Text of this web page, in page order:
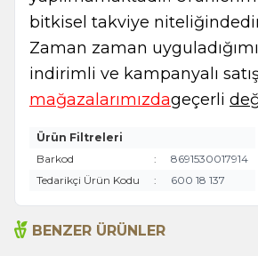
bitkisel takviye
Zaman zaman
indirimli ve kampanyalı
mağazalarımızdageçerli
Ürün Filtreleri
Barkod
:
8691530017914
Tedarikçi Ürün Kodu
: 600 18 137
BENZER ÜRÜNLER